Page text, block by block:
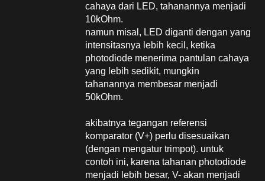
cahaya dari LED, tahanannya menjadi
10kOhm.
namun misal, LED diganti dengan yang
intensitasnya lebih kecil, ketika
photodiode menerima pantulan cahaya
yang lebih sedikit, mungkin
tahanannya membesar menjadi
50kOhm.
akibatnya tegangan referensi
komparator (V+) perlu disesuaikan
(dengan mengatur trimpot). untuk
contoh ini, karena tahanan photodiode
menjadi lebih besar, V- akan menjadi